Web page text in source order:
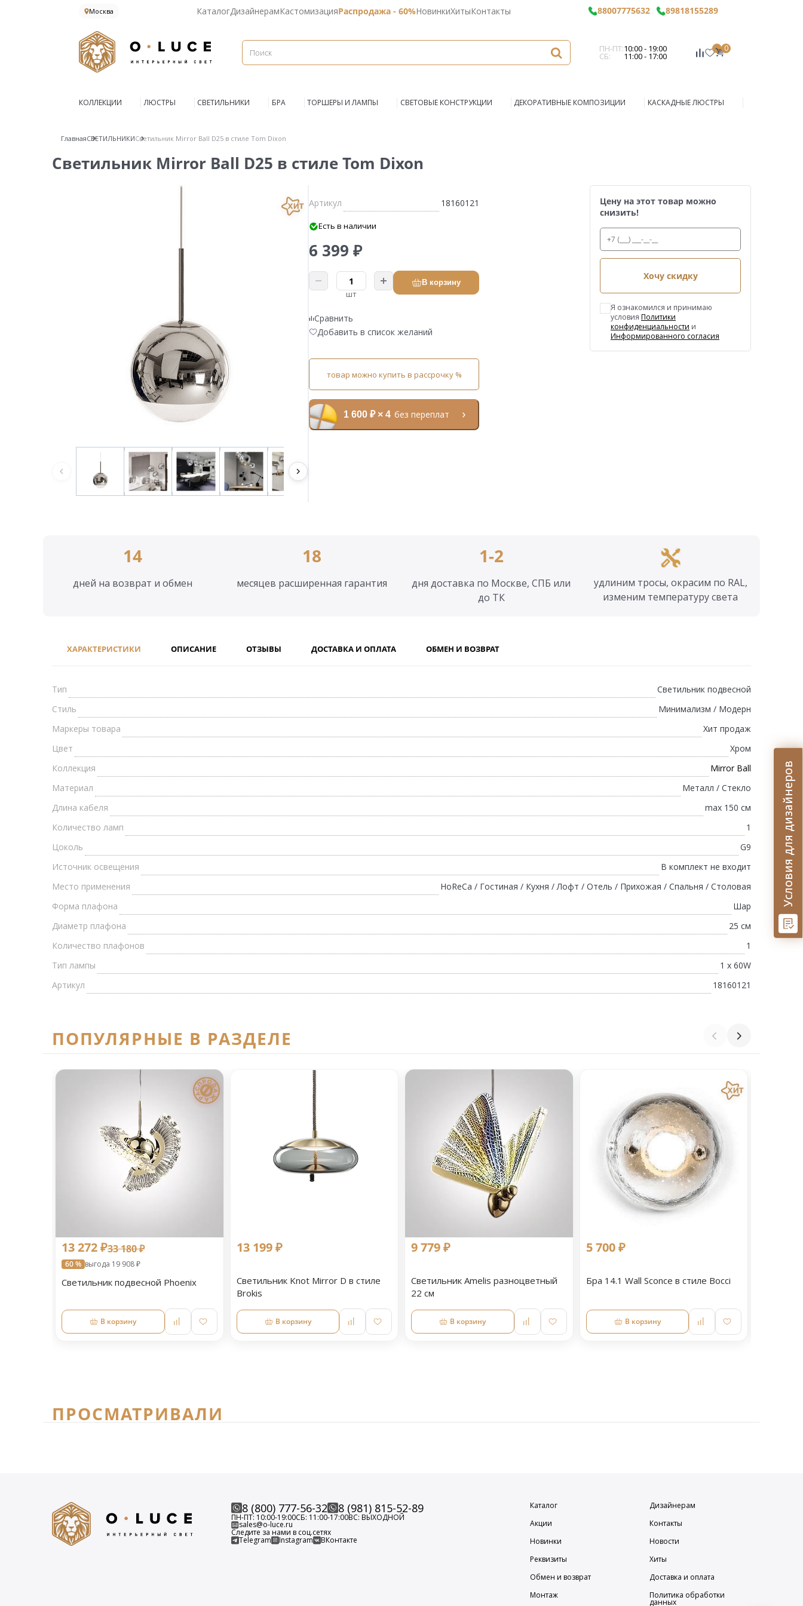
Москва КаталогДизайнерамКастомизацияРаспродажа - 60%НовинкиХитыКонтакты 88007775632 89818155289
ПН-ПТ:10:00 - 19:00
СБ: 11:00 - 17:00
0
КОЛЛЕКЦИИ ЛЮСТРЫ СВЕТИЛЬНИКИ БРА ТОРШЕРЫ И ЛАМПЫ СВЕТОВЫЕ КОНСТРУКЦИИ ДЕКОРАТИВНЫЕ КОМПОЗИЦИИ КАСКАДНЫЕ ЛЮСТРЫ
ГлавнаяСВЕТИЛЬНИКИСветильник Mirror Ball D25 в стиле Tom Dixon
Светильник Mirror Ball D25 в стиле Tom Dixon
Артикул 18160121
Есть в наличии
6 399 ₽
шт
В корзину
Сравнить
Добавить в список желаний
товар можно купить в рассрочку %
1 600 ₽ × 4 без переплат
Цену на этот товар можно
снизить!
Хочу скидку
Я ознакомился и принимаю
условия Политики
конфиденциальности и
Информированного согласия
14
дней на возврат и обмен
18
месяцев расширенная гарантия
1-2
дня доставка по Москве, СПБ или
до ТК
удлиним тросы, окрасим по RAL,
изменим температуру света
ХАРАКТЕРИСТИКИ ОПИСАНИЕ ОТЗЫВЫ ДОСТАВКА И ОПЛАТА ОБМЕН И ВОЗВРАТ
Тип
Светильник подвесной
Стиль
Минимализм / Модерн
Маркеры товара
Хит продаж
Цвет
Хром
Коллекция
Mirror Ball
Материал
Металл / Стекло
Длина кабеля
max 150 см
Количество ламп
1
Цоколь
G9
Источник освещения
В комплект не входит
Место применения
HoReCa / Гостиная / Кухня / Лофт / Отель / Прихожая / Спальня / Столовая
Форма плафона
Шар
Диаметр плафона
25 см
Количество плафонов
1
Тип лампы
1 х 60W
Артикул
18160121
ПОПУЛЯРНЫЕ В РАЗДЕЛЕ
13 272 ₽33 180 ₽
60 % выгода 19 908 ₽
Светильник подвесной Phoenix
В корзину
13 199 ₽
Светильник Knot Mirror D в стиле
Brokis
В корзину
9 779 ₽
Светильник Amelis разноцветный
22 см
В корзину
5 700 ₽
Бра 14.1 Wall Sconce в стиле Bocci
В корзину
ПРОСМАТРИВАЛИ
8 (800) 777-56-32 8 (981) 815-52-89
ПН-ПТ: 10:00-19:00СБ: 11:00-17:00ВС: ВЫХОДНОЙ
sales@o-luce.ru
Следите за нами в соц.сетях
Telegram Instagram ВКонтакте
Каталог
Дизайнерам
Акции
Контакты
Новинки
Новости
Реквизиты
Хиты
Обмен и возврат
Доставка и оплата
Монтаж
Политика обработки
данных
Условия для дизайнеров